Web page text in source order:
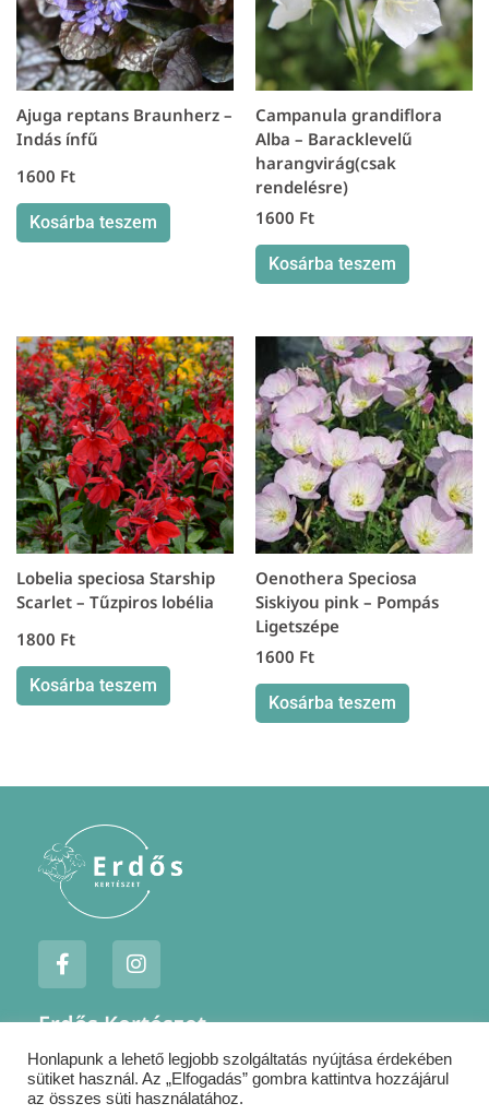
Ajuga reptans Braunherz –
Indás ínfű
1600 Ft
Kosárba teszem
Campanula grandiflora
Alba – Baracklevelű
harangvirág(csak
rendelésre)
1600 Ft
Kosárba teszem
Lobelia speciosa Starship
Scarlet – Tűzpiros lobélia
1800 Ft
Kosárba teszem
Oenothera Speciosa
Siskiyou pink – Pompás
Ligetszépe
1600 Ft
Kosárba teszem
F
a
c
e
o
o
k
I
n
s
t
g
r
a
Erdős Kertészet
Jogi nyilatkozatok
Szállítás
Honlapunk a lehető legjobb szolgáltatás nyújtása érdekében
sütiket használ. Az „Elfogadás” gombra kattintva hozzájárul
az összes süti használatához.